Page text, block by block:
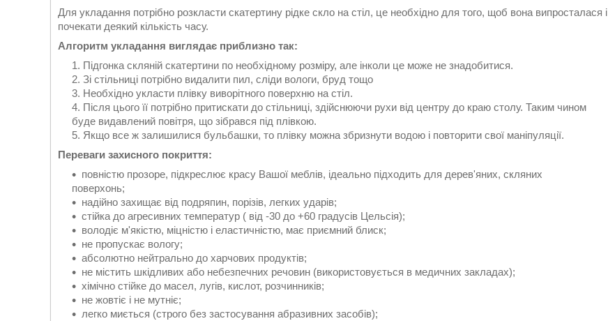
Для укладання потрібно розкласти скатертину рідке скло на стіл, це необхідно для того, щоб вона випросталася і
почекати деякий кількість часу.
Алгоритм укладання виглядає приблизно так:
Підгонка скляній скатертини по необхідному розміру, але інколи це може не знадобитися.
Зі стільниці потрібно видалити пил, сліди вологи, бруд тощо
Необхідно укласти плівку виворітного поверхню на стіл.
Після цього її потрібно притискати до стільниці, здійснюючи рухи від центру до краю столу. Таким чином
буде видавлений повітря, що зібрався під плівкою.
Якщо все ж залишилися бульбашки, то плівку можна збризнути водою і повторити свої маніпуляції.
Переваги захисного покриття:
повністю прозоре, підкреслює красу Вашої меблів, ідеально підходить для дерев'яних, скляних
поверхонь;
надійно захищає від подряпин, порізів, легких ударів;
стійка до агресивних температур ( від -30 до +60 градусів Цельсія);
володіє м'якістю, міцністю і еластичністю, має приємний блиск;
не пропускає вологу;
абсолютно нейтрально до харчових продуктів;
не містить шкідливих або небезпечних речовин (використовується в медичних закладах);
хімічно стійке до масел, лугів, кислот, розчинників;
не жовтіє і не мутніє;
легко миється (строго без застосування абразивних засобів);